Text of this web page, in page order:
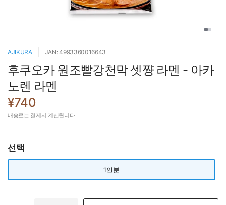
AJIKURA JAN: 4993360016643
후쿠오카 원조빨강천막 셋쨩 라멘 - 아카
노렌 라멘
¥740
배송료는 결제시 계산됩니다.
선택
1인분